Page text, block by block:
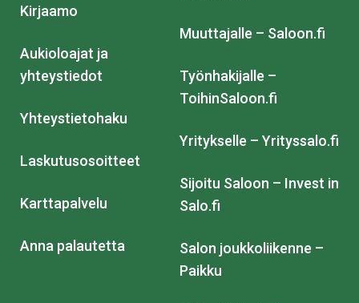
Kirjaamo
Aukioloajat ja
yhteystiedot
Yhteystietohaku
Laskutusosoitteet
Karttapalvelu
Anna palautetta
Muuttajalle – Saloon.fi
Työnhakijalle –
ToihinSaloon.fi
Yritykselle – Yrityssalo.fi
Sijoitu Saloon – Invest in
Salo.fi
Salon joukkoliikenne –
Paikku